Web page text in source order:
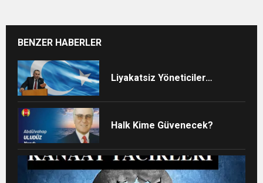
BENZER HABERLER
Liyakatsiz Yöneticiler…
Halk Kime Güvenecek?